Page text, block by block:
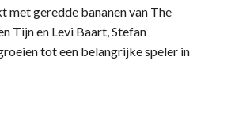
met geredde bananen van The
Tijn en Levi Baart, Stefan
tot een belangrijke speler in